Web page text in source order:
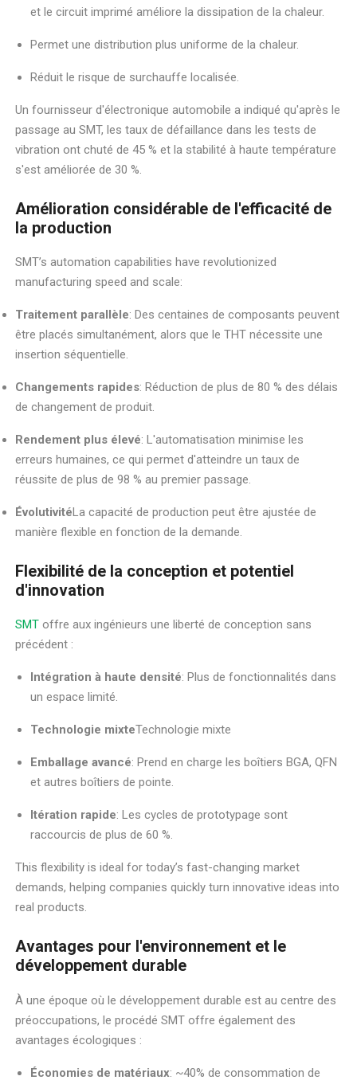
et le circuit imprimé améliore la dissipation de la chaleur.
Permet une distribution plus uniforme de la chaleur.
Réduit le risque de surchauffe localisée.
Un fournisseur d'électronique automobile a indiqué qu'après le
passage au SMT, les taux de défaillance dans les tests de
vibration ont chuté de 45 % et la stabilité à haute température
s'est améliorée de 30 %.
Amélioration considérable de l'efficacité de
la production
SMT’s automation capabilities have revolutionized
manufacturing speed and scale:
Traitement parallèle: Des centaines de composants peuvent
être placés simultanément, alors que le THT nécessite une
insertion séquentielle.
Changements rapides: Réduction de plus de 80 % des délais
de changement de produit.
Rendement plus élevé: L'automatisation minimise les
erreurs humaines, ce qui permet d'atteindre un taux de
réussite de plus de 98 % au premier passage.
ÉvolutivitéLa capacité de production peut être ajustée de
manière flexible en fonction de la demande.
Flexibilité de la conception et potentiel
d'innovation
SMT offre aux ingénieurs une liberté de conception sans
précédent :
Intégration à haute densité: Plus de fonctionnalités dans
un espace limité.
Technologie mixteTechnologie mixte
Emballage avancé: Prend en charge les boîtiers BGA, QFN
et autres boîtiers de pointe.
Itération rapide: Les cycles de prototypage sont
raccourcis de plus de 60 %.
This flexibility is ideal for today’s fast-changing market
demands, helping companies quickly turn innovative ideas into
real products.
Avantages pour l'environnement et le
développement durable
À une époque où le développement durable est au centre des
préoccupations, le procédé SMT offre également des
avantages écologiques :
Économies de matériaux: ~40% de consommation de